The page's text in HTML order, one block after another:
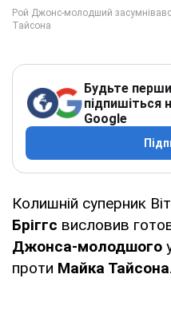
Будьте
підпишіться
Google
Колишній суперник
Бріггс висловив
Джонса-молодшого
проти Майка Тайсона.